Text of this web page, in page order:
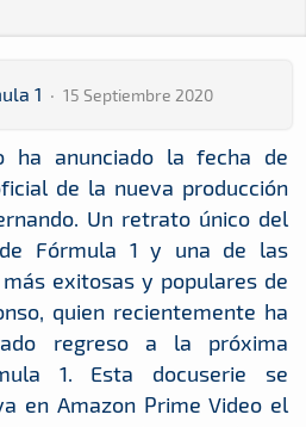
1 · 15 Septiembre 2020
ha anunciado la fecha de
de la nueva producción
Un retrato único del
Fórmula 1 y una de las
exitosas y populares de
quien recientemente ha
regreso a la próxima
1. Esta docuserie se
en Amazon Prime Video el